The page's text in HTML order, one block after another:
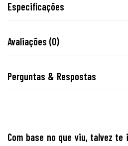
Especificações
Avaliações (0)
Perguntas & Respostas
Com base no que viu, talvez te